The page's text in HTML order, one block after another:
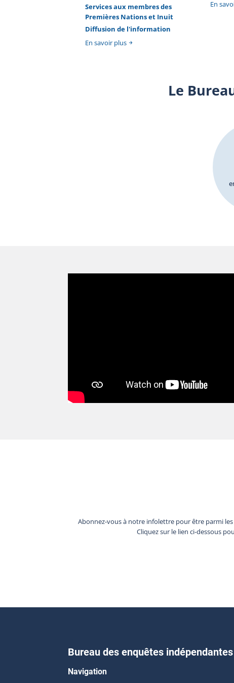
Services aux membres des
Premières Nations et Inuit
Diffusion de l'information
En savoir plus
En
Le
Abonnez-vous à notre infolettre pour être parmi
Cliquez sur le lien ci-dessous
Bureau des enquêtes indépendantes
Navigation